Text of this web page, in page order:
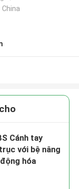
Cánh tay
với bệ nâng
hóa